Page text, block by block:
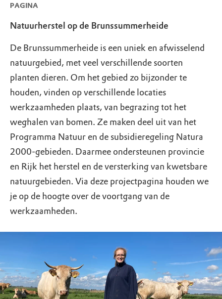
PAGINA
Natuurherstel op de Brunssummerheide
De Brunssummerheide is een uniek en afwisselend
natuurgebied, met veel verschillende soorten
planten dieren. Om het gebied zo bijzonder te
houden, vinden op verschillende locaties
werkzaamheden plaats, van begrazing tot het
weghalen van bomen. Ze maken deel uit van het
Programma Natuur en de subsidieregeling Natura
2000-gebieden. Daarmee ondersteunen provincie
en Rijk het herstel en de versterking van kwetsbare
natuurgebieden. Via deze projectpagina houden we
je op de hoogte over de voortgang van de
werkzaamheden.